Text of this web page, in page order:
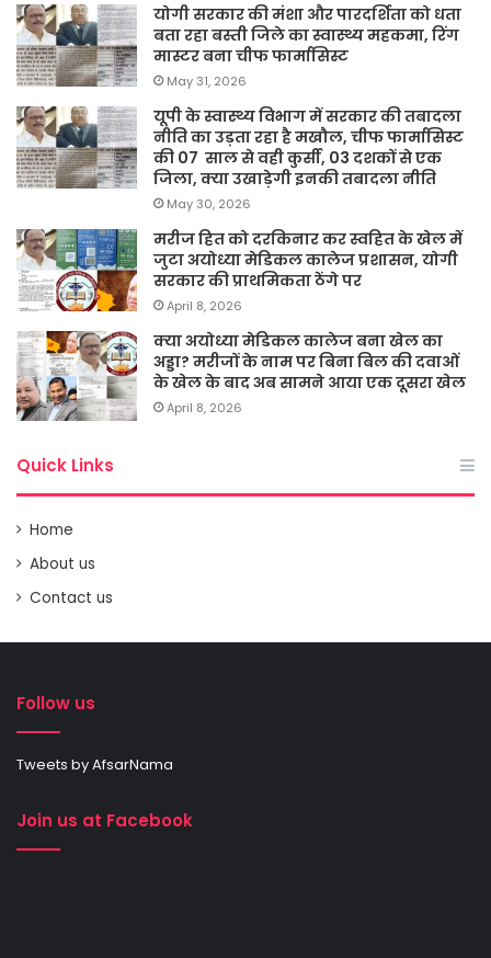
योगी सरकार की मंशा और पारदर्शिता को धता
बता रहा बस्ती जिले का स्वास्थ्य महकमा, रिंग
मास्टर बना चीफ फार्मासिस्ट
May 31, 2026
यूपी के स्वास्थ्य विभाग में सरकार की तबादला
नीति का उड़ता रहा है मखौल, चीफ फार्मासिस्ट
की 07 साल से वही कुर्सी, 03 दशकों से एक
जिला, क्या उखाड़ेगी इनकी तबादला नीति
May 30, 2026
मरीज हित को दरकिनार कर स्वहित के खेल में
जुटा अयोध्या मेडिकल कालेज प्रशासन, योगी
सरकार की प्राथमिकता ठेंगे पर
April 8, 2026
क्या अयोध्या मेडिकल कालेज बना खेल का
अड्डा? मरीजों के नाम पर बिना बिल की दवाओं
के खेल के बाद अब सामने आया एक दूसरा खेल
April 8, 2026
Quick Links
Home
About us
Contact us
Follow us
Tweets by AfsarNama
Join us at Facebook